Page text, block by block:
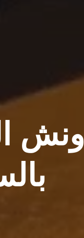
ونش